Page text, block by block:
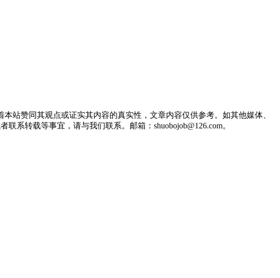
站赞同其观点或证实其内容的真实性，文章内容仅供参考。如其他媒体、
系转载等事宜，请与我们联系。邮箱：shuobojob@126.com。